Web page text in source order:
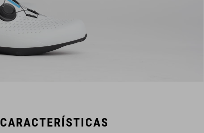
CARACTERÍSTICAS